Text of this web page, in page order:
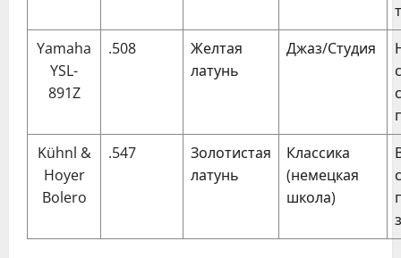
Yamaha
YSL-
891Z
.508
Желтая
латунь
Джаз/Студия
Kühnl &
Hoyer
Bolero
.547
Золотистая
латунь
Классика
(немецкая
школа)